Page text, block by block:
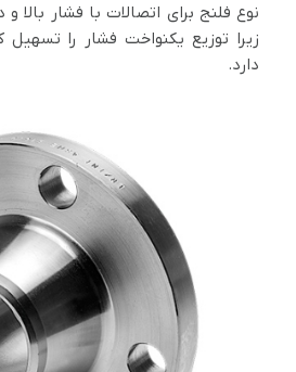
نوع فلنج برای اتصالات با فشار بالا
زیرا توزیع یکنواخت فشار را تسهیل
دارد.